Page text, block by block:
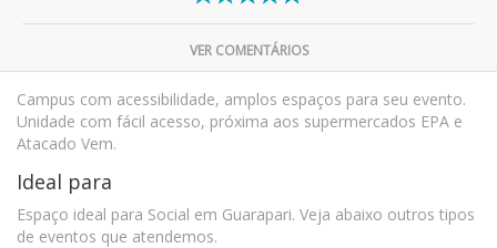
VER COMENTÁRIOS
Campus com acessibilidade, amplos espaços para seu evento.
Unidade com fácil acesso, próxima aos supermercados EPA e
Atacado Vem.
Ideal para
Espaço ideal para Social em Guarapari. Veja abaixo outros tipos
de eventos que atendemos.